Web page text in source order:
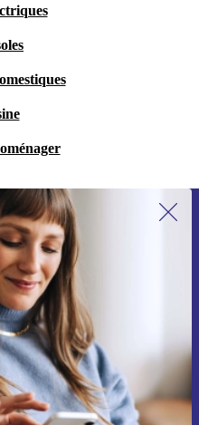
et infos de refurbed
aucune offre.
des données personnelles
.